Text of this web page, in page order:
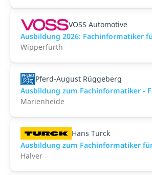
VOSS Automotive
Ausbildung 2026: Fachinformatiker
Wipperfürth
Pferd-August Rüggeberg
Ausbildung zum Fachinformatiker -
Marienheide
Hans Turck
Ausbildung zum Fachinformatiker
Halver